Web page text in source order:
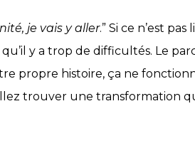
je vais y aller.” Si ce n’est
y a trop de difficultés. Le
propre histoire, ça ne
trouver une transformation